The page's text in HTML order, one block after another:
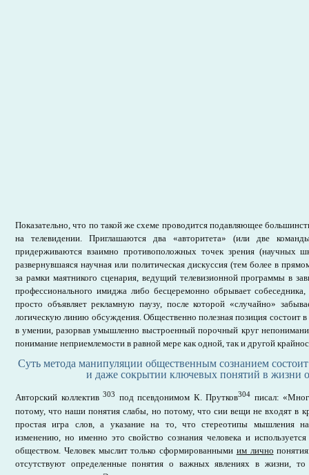
Показательно, что по такой же схеме проводится подавляющее
на телевидении. Приглашаются два «авторитета» (или две
придерживаются взаимно противоположных точек зрения (научных
развернувшаяся научная или политическая дискуссия (тем более в
за рамки маятникого сценария, ведущий телевизионной программы в
профессионального имиджа либо бесцеремонно обрывает
просто объявляет рекламную паузу, после которой «случайно»
логическую линию обсуждения. Общественно полезная позиция состоит
в умении, разорвав умышленно выстроенный порочный круг
понимание неприемлемости в равной мере как одной, так и другой
Суть метода манипуляции общественным сознанием
и даже сокрытии ключевых понятий в жизни
Авторский коллектив 303 под псевдонимом К. Прутков304 писал:
потому, что наши понятия слабы, но потому, что сии вещи не входят в
простая игра слов, а указание на то, что стереотипы мышления
изменению, но именно это свойство сознания человека и
обществом. Человек мыслит только сформированными им лично
отсутствуют определенные понятия о важных явлениях в жизни,